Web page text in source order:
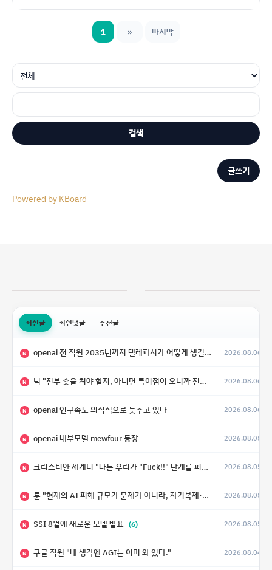
1 » 마지막
검색
글쓰기
Powered by KBoard
최신글 최신댓글 추천글
N openai 전 직원 2035년까지 텔레파시가 어떻게 생길 수 있는지 2026.08.06
N 닉 "전부 숏을 쳐야 할지, 아니면 특이점이 오니까 전부 롱을 쳐야 할지 모르겠다.” 2026.08.06
N openai 연구속도 의식적으로 늦추고 있다 2026.08.06
N openai 내부모델 mewfour 등장 2026.08.05
N 크리스티안 세게디 "나는 우리가 "Fuck!!" 단계를 피할 수 있기를 바랄 뿐" 2026.08.05
N 룬 "현재의 AI 피해 규모가 문제가 아니라, 자기복제·탈출·확산이 가능한 지능형 시스템의 피해에는 이론적으로 상한이 없다는 것이 문제" 2026.08.05
N SSI 8월에 새로운 모델 발표 (6) 2026.08.05
N 구글 직원 "내 생각엔 AGI는 이미 와 있다." 2026.08.04